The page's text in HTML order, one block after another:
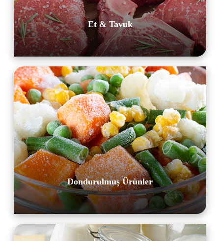
Et & Tavuk
Dondurulmuş Ürünler